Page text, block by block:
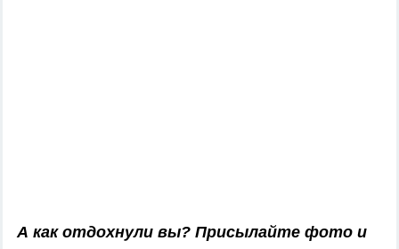
А как отдохнули вы? Присылайте фото и